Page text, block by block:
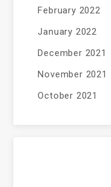
February 2022
January 2022
December 2021
November 2021
October 2021